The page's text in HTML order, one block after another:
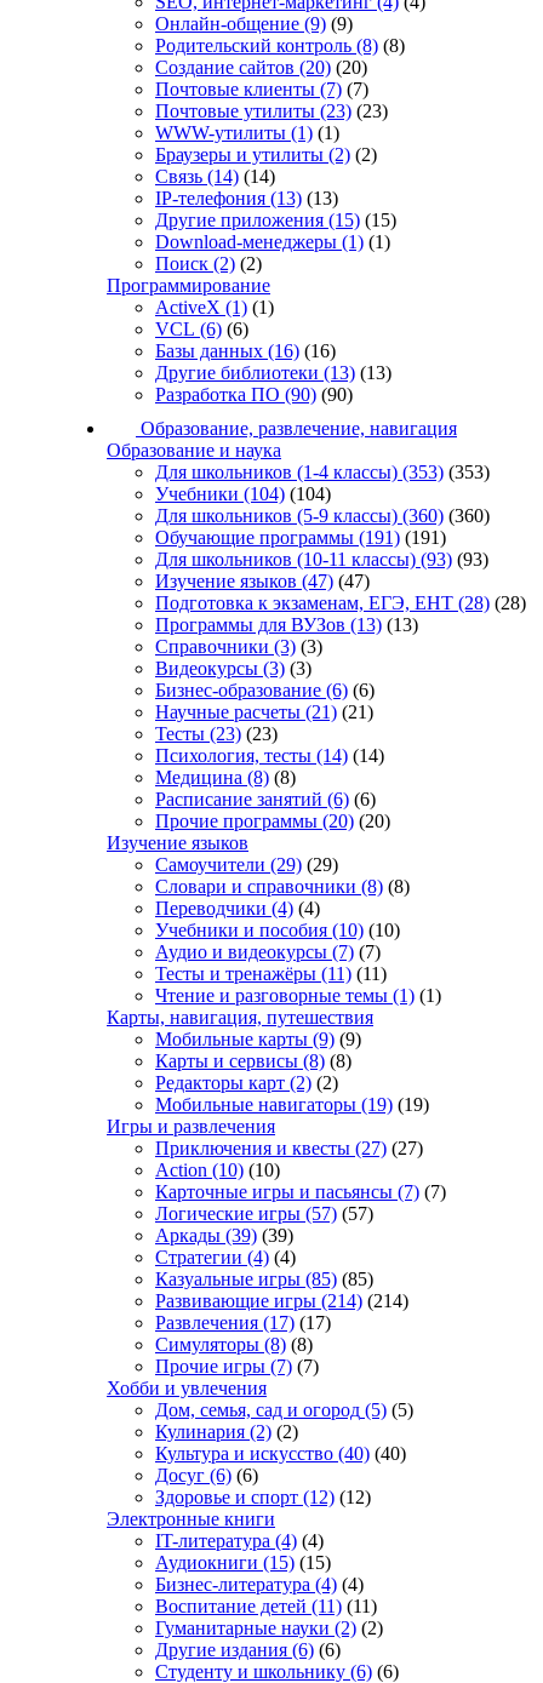
Онлайн-общение (9) (9)
Родительский контроль (8) (8)
Создание сайтов (20) (20)
Почтовые клиенты (7) (7)
Почтовые утилиты (23) (23)
WWW-утилиты (1) (1)
Браузеры и утилиты (2) (2)
Связь (14) (14)
IP-телефония (13) (13)
Другие приложения (15) (15)
Download-менеджеры (1) (1)
Поиск (2) (2)
Программирование
ActiveX (1) (1)
VCL (6) (6)
Базы данных (16) (16)
Другие библиотеки (13) (13)
Разработка ПО (90) (90)
Образование, развлечение, навигация
Образование и наука
Для школьников (1-4 классы) (353) (353)
Учебники (104) (104)
Для школьников (5-9 классы) (360) (360)
Обучающие программы (191) (191)
Для школьников (10-11 классы) (93) (93)
Изучение языков (47) (47)
Подготовка к экзаменам, ЕГЭ, ЕНТ (28) (28)
Программы для ВУЗов (13) (13)
Справочники (3) (3)
Видеокурсы (3) (3)
Бизнес-образование (6) (6)
Научные расчеты (21) (21)
Тесты (23) (23)
Психология, тесты (14) (14)
Медицина (8) (8)
Расписание занятий (6) (6)
Прочие программы (20) (20)
Изучение языков
Самоучители (29) (29)
Словари и справочники (8) (8)
Переводчики (4) (4)
Учебники и пособия (10) (10)
Аудио и видеокурсы (7) (7)
Тесты и тренажёры (11) (11)
Чтение и разговорные темы (1) (1)
Карты, навигация, путешествия
Мобильные карты (9) (9)
Карты и сервисы (8) (8)
Редакторы карт (2) (2)
Мобильные навигаторы (19) (19)
Игры и развлечения
Приключения и квесты (27) (27)
Action (10) (10)
Карточные игры и пасьянсы (7) (7)
Логические игры (57) (57)
Аркады (39) (39)
Стратегии (4) (4)
Казуальные игры (85) (85)
Развивающие игры (214) (214)
Развлечения (17) (17)
Симуляторы (8) (8)
Прочие игры (7) (7)
Хобби и увлечения
Дом, семья, сад и огород (5) (5)
Кулинария (2) (2)
Культура и искусство (40) (40)
Досуг (6) (6)
Здоровье и спорт (12) (12)
Электронные книги
IT-литература (4) (4)
Аудиокниги (15) (15)
Бизнес-литература (4) (4)
Воспитание детей (11) (11)
Гуманитарные науки (2) (2)
Другие издания (6) (6)
Студенту и школьнику (6) (6)